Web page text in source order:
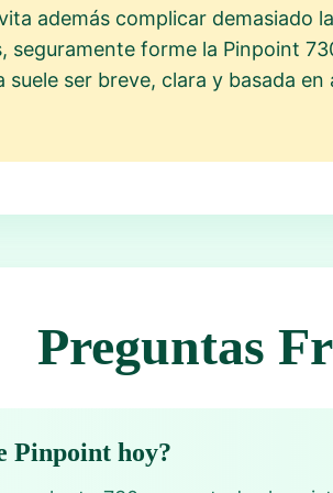
además complicar demasiado
seguramente forme la Pinpoint
ser breve, clara y basada
Preguntas
Pinpoint hoy?